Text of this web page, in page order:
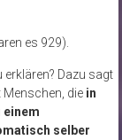
es 929).
Dazu sagt
die in
einem
selber